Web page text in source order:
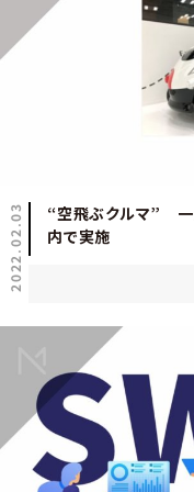
2022.02.03
“空飛ぶクルマ” 一
内で実施